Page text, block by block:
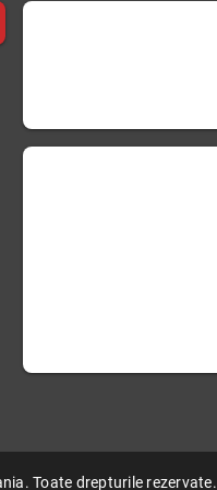
Toate drepturile rezervate.